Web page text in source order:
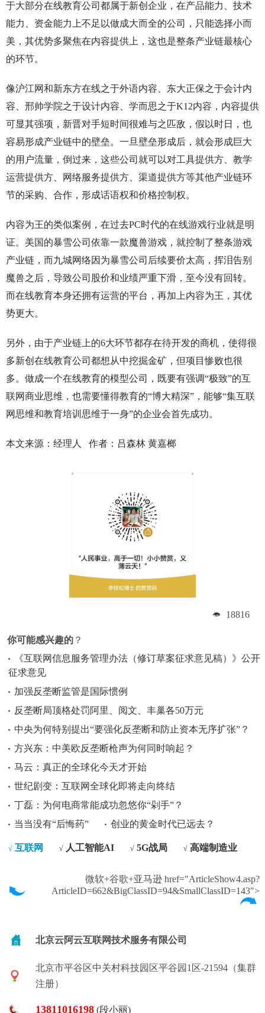
于大部分在线教育公司都属于新创企业，在产品能力、技术
能力、资金能力上不足以做成大而全的公司，只能选择小而
美，其优势多聚焦在内容提供上，这也是整条产业链最核心
的环节。
像沪江网和新东方在线之于外语内容、东大正保之于会计内
容、邢帅学院之于设计内容、学而思之于K12内容，内容提供
可显其强项，新晋对手短时间很难与之匹敌，假以时日，也
容易形成产业链中的壁垒。一旦壁垒形成后，就会形成巨大
的用户流量，倒过来，这些公司就可以对工具提供方、教学
运营提供方、网络服务提供方、渠道提供方等其他产业链环
节的采购、合作，形成话语权和价格控制权。
内容为王的类似案例，在过去PC时代的在线游戏行业就是明
证。美国的暴雪公司依靠一款魔兽游戏，就控制了整条游戏
产业链，而九城网络因为暴雪公司后续要价太高，挥泪告别
魔兽之后，导致公司股价和业绩严重下滑，至今没有回转。
而在线教育本身还拥有运营的平台，再加上内容为王，其优
势更大。
另外，由于产业链上的6大环节都存在待开发的商机，使得很
多新创在线教育公司都想从中挖掘金矿，但项目惨败也很
多。做成一个在线教育的模型公司，既要有强调“极致”的互
联网商业思维，也需要懂得教育的“博大精深”，能够“集互联
网思维和教育培训思维于一身”的企业会首先成功。
本文来源：经理人 作者：吕森林 黄嘉榔
18816
你可能感兴趣的 ？
《互联网信息服务管理办法（修订草案征求意见稿）》公开
征求意见
加强反垄断监管是国际惯例
反垄断局顶格处罚阿里、阅文、丰巢各50万元
中央为何特别提出“要强化反垄断和防止资本无序扩张”？
方兴东：中美欧反垄断枪声为何同时响起？
马云：真正的全球化今天才开始
世纪剧变：互联网全球化即将走向终结
丁磊：为何电商常能成功忽悠你“剁手”？
当当没有“后悔药”
创业的黄金时代已远去？
√ 互联网 √ 人工智能AI √ 5G战局 √ 高端制造业
微软+谷歌+亚马逊 href="ArticleShow4.asp?
ArticleID=662&BigClassID=94&SmallClassID=143">
北京云阿云互联网技术服务有限公司
北京市平谷区中关村科技园区平谷园1区-21594（集群
注册）
13811016198 (段小丽)